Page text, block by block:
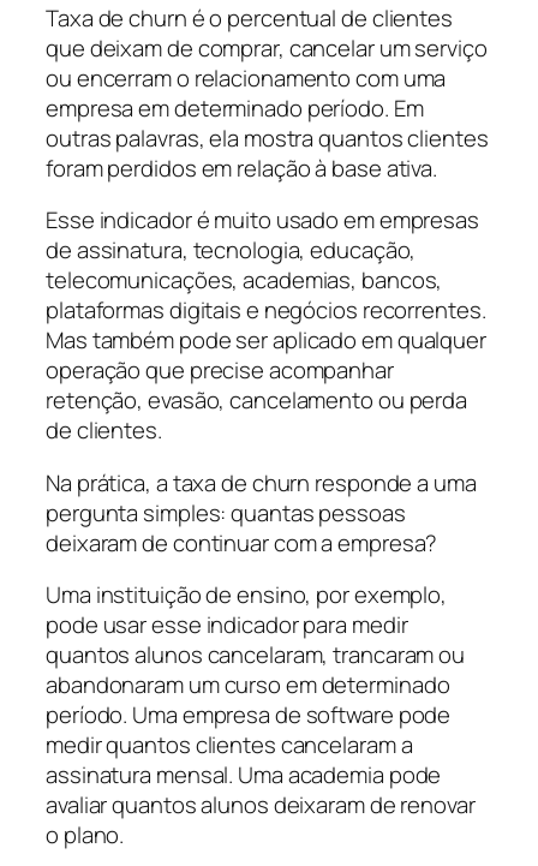
Taxa de churn é o percentual de clientes
que deixam de comprar, cancelar um serviço
ou encerram o relacionamento com uma
empresa em determinado período. Em
outras palavras, ela mostra quantos clientes
foram perdidos em relação à base ativa.
Esse indicador é muito usado em empresas
de assinatura, tecnologia, educação,
telecomunicações, academias, bancos,
plataformas digitais e negócios recorrentes.
Mas também pode ser aplicado em qualquer
operação que precise acompanhar
retenção, evasão, cancelamento ou perda
de clientes.
Na prática, a taxa de churn responde a uma
pergunta simples: quantas pessoas
deixaram de continuar com a empresa?
Uma instituição de ensino, por exemplo,
pode usar esse indicador para medir
quantos alunos cancelaram, trancaram ou
abandonaram um curso em determinado
período. Uma empresa de software pode
medir quantos clientes cancelaram a
assinatura mensal. Uma academia pode
avaliar quantos alunos deixaram de renovar
o plano.